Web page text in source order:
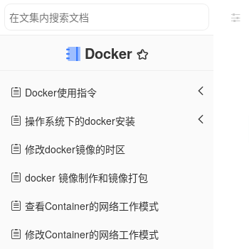
Docker
Docker使用指令
操作系统下的docker安装
修改docker镜像的时区
docker 镜像制作和镜像打包
查看Container的网络工作模式
修改Container的网络工作模式